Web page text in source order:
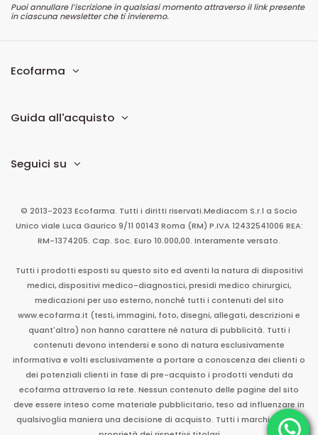
Puoi annullare l’iscrizione in qualsiasi momento attraverso il link presente
in ciascuna newsletter che ti invieremo.
Ecofarma
Guida all'acquisto
Seguici su
© 2013-2023 Ecofarma. Tutti i diritti riservati.Mediacom S.r.l a Socio
Unico viale Luca Gaurico 9/11 00143 Roma (RM) P.IVA 12432541006 REA:
RM-1374205. Cap. Soc. Euro 10.000,00. Interamente versato.
Tutti i prodotti esposti su questo sito ed aventi la natura di dispositivi
medici, dispositivi medico-diagnostici, presidi medico chirurgici,
medicazioni per uso esterno, nonché tutti i contenuti del sito
www.ecofarma.it (testi, immagini, foto, disegni, allegati, descrizioni e
quant'altro) non hanno carattere né natura di pubblicità. Tutti i
contenuti devono intendersi e sono di natura esclusivamente
informativa e volti esclusivamente a portare a conoscenza dei clienti o
dei potenziali clienti in fase di pre-acquisto i prodotti venduti da
ecofarma attraverso la rete. Nessun contenuto delle pagine del sito
deve essere inteso come materiale pubblicitario, teso ad influenzare in
qualsivoglia maniera una decisione di acquisto. Tutti i marchi sono di